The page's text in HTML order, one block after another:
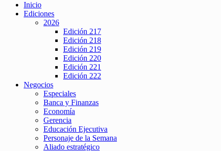
Inicio
Ediciones
2026
Edición 217
Edición 218
Edición 219
Edición 220
Edición 221
Edición 222
Negocios
Especiales
Banca y Finanzas
Economía
Gerencia
Educación Ejecutiva
Personaje de la Semana
Aliado estratégico